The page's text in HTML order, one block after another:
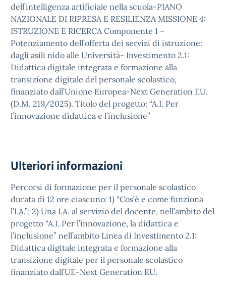
dell’intelligenza artificiale nella scuola-PIANO
NAZIONALE DI RIPRESA E RESILIENZA MISSIONE 4:
ISTRUZIONE E RICERCA Componente 1 –
Potenziamento dell’offerta dei servizi di istruzione:
dagli asili nido alle Università- Investimento 2.1:
Didattica digitale integrata e formazione alla
transizione digitale del personale scolastico,
finanziato dall’Unione Europea-Next Generation EU.
(D.M. 219/2025). Titolo del progetto: “A.I. Per
l’innovazione didattica e l’inclusione”
Ulteriori informazioni
Percorsi di formazione per il personale scolastico
durata di 12 ore ciascuno: 1) “Cos’è e come funziona
l’I.A.”; 2) Una I.A. al servizio del docente, nell’ambito del
progetto “A.I. Per l’innovazione, la didattica e
l’inclusione” nell’ambito Linea di Investimento 2.1:
Didattica digitale integrata e formazione alla
transizione digitale per il personale scolastico
finanziato dall’UE-Next Generation EU.